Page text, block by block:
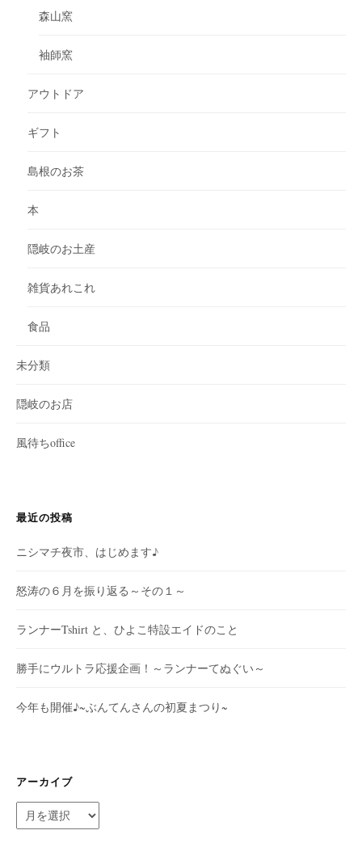
森山窯
袖師窯
アウトドア
ギフト
島根のお茶
本
隠岐のお土産
雑貨あれこれ
食品
未分類
隠岐のお店
風待ちoffice
最近の投稿
ニシマチ夜市、はじめます♪
怒涛の６月を振り返る～その１～
ランナーTshirt と、ひよこ特設エイドのこと
勝手にウルトラ応援企画！～ランナーてぬぐい～
今年も開催♪~ぶんてんさんの初夏まつり~
アーカイブ
ー